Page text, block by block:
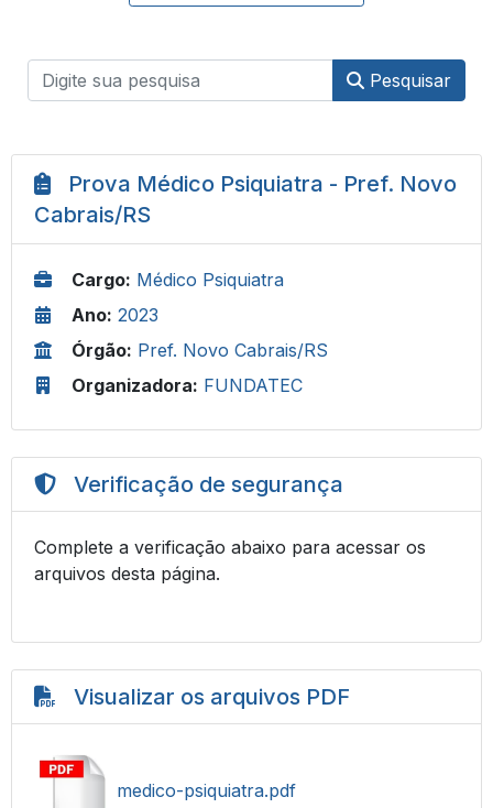
Pesquisar
Prova Médico Psiquiatra - Pref. Novo
Cabrais/RS
Cargo: Médico Psiquiatra
Ano: 2023
Órgão: Pref. Novo Cabrais/RS
Organizadora: FUNDATEC
Verificação de segurança
Complete a verificação abaixo para acessar os
arquivos desta página.
Visualizar os arquivos PDF
medico-psiquiatra.pdf